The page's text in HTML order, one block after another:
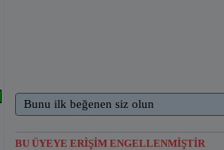
Bunu ilk beğenen siz olun
BU ÜYEYE ERİŞİM ENGELLENMİŞTİR